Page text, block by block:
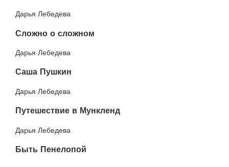
Дарья Лебедева
​Сложно о сложном
Дарья Лебедева
​Саша Пушкин​
Дарья Лебедева
​Путешествие в Мункленд
Дарья Лебедева
Быть Пенелопой